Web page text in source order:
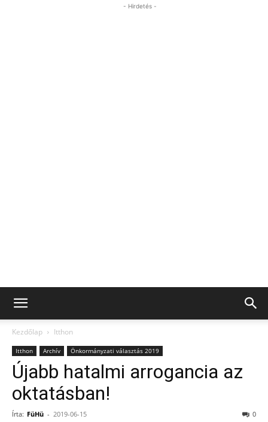
- Hirdetés -
Kezdőlap Itthon
Itthon Archív Önkormányzati választás 2019
Újabb hatalmi arrogancia az
oktatásban!
Írta: FüHü - 2019-06-15 0